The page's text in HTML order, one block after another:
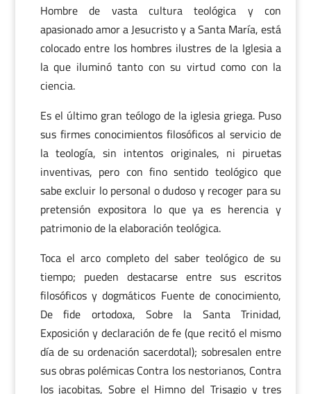
Hombre de vasta cultura teológica y con
apasionado amor a Jesucristo y a Santa María, está
colocado entre los hombres ilustres de la Iglesia a
la que iluminó tanto con su virtud como con la
ciencia.
Es el último gran teólogo de la iglesia griega. Puso
sus firmes conocimientos filosóficos al servicio de
la teología, sin intentos originales, ni piruetas
inventivas, pero con fino sentido teológico que
sabe excluir lo personal o dudoso y recoger para su
pretensión expositora lo que ya es herencia y
patrimonio de la elaboración teológica.
Toca el arco completo del saber teológico de su
tiempo; pueden destacarse entre sus escritos
filosóficos y dogmáticos Fuente de conocimiento,
De fide ortodoxa, Sobre la Santa Trinidad,
Exposición y declaración de fe (que recitó el mismo
día de su ordenación sacerdotal); sobresalen entre
sus obras polémicas Contra los nestorianos, Contra
los jacobitas, Sobre el Himno del Trisagio y tres